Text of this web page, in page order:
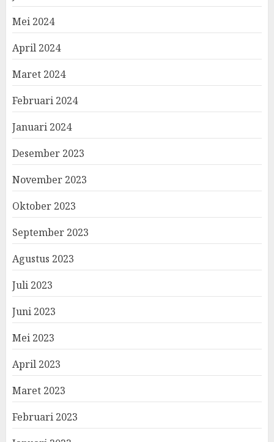
Mei 2024
April 2024
Maret 2024
Februari 2024
Januari 2024
Desember 2023
November 2023
Oktober 2023
September 2023
Agustus 2023
Juli 2023
Juni 2023
Mei 2023
April 2023
Maret 2023
Februari 2023